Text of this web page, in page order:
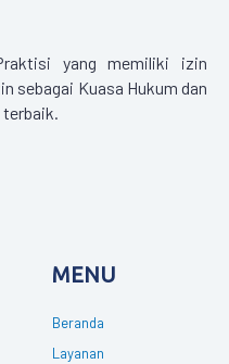
yang memiliki izin
sebagai Kuasa Hukum dan
terbaik.
MENU
Beranda
Layanan